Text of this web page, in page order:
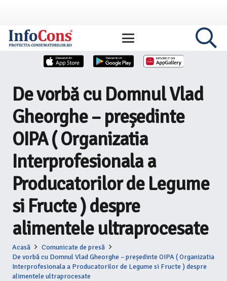
De vorbă cu Domnul Vlad
Gheorghe – președinte
OIPA ( Organizatia
Interprofesionala a
Producatorilor de Legume
si Fructe ) despre
alimentele ultraprocesate
Acasă
Comunicate de presă
De vorbă cu Domnul Vlad Gheorghe – președinte OIPA ( Organizatia
Interprofesionala a Producatorilor de Legume si Fructe ) despre
alimentele ultraprocesate